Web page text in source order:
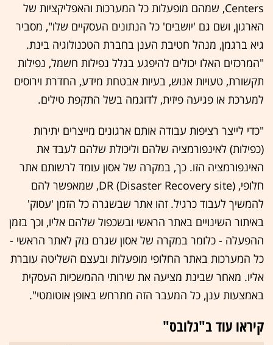
Centers, שמהם מופעלות כל המערכות והאפליקציות של
הארגון, ושם גם 'יושבים' כל הנתונים העסקיים שלו", מסביר
גיא ברגמן, מנהל חטיבת הענן בחברת הטכנולוגיה בינת.
"המרכזים האלו יכולים להיפגע בגלל נפילות חשמל, נפילות
תקשורת, טעויות אנוש, בעיות אבטחת מידע, החדרת וירוסים
למערכת או פגיעה פיזית, לדוגמה בשל התקפת טילים.
"כדי לייצר רציפות עבודה אותם ארגונים מייצרים יתירות
(כפילות) לאינפורמציה שלהם וליכולת שלהם לעבד את
האינפורמציה הזו. כך, במקרה של אסון עומד לרשותם אתר
חלופי, DR (Disaster Recovery site), שמאפשר להם
להמשיך לעבוד כרגיל. זהו אתר שבשגרה כל הזמן 'עסוק'
באיתור השינויים באתר הראשי ובשכפול שלהם אליו, וכך בזמן
ההפעלה - כלומר במקרה של אסון שגרם נזק לאתר הראשי -
כל המערכות באתר החלופי מופעלות ובעצם השליטה עוברת
אליו. מאחר שבינת מציעה את שירותי ההמשכיות העסקית
באמצעות ענן, כל המעבר הזה מתרחש באופן אוטומטי".
קיראו עוד ב"גלובס"